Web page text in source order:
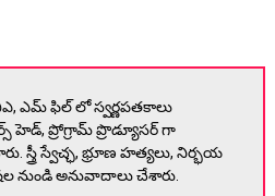
ఎమ్ ఫిల్ లో స్వర్ణపతకాలు
హెడ్, ప్రోగ్రామ్ ప్రొడ్యూసర్ గా
స్త్రీ స్వేచ్ఛ, భ్రూణ హత్యలు, నిర్భయ
నుండి అనువాదాలు చేశారు.